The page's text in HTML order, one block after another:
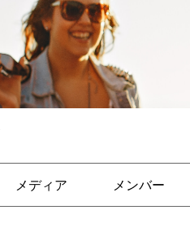
メディア メンバー